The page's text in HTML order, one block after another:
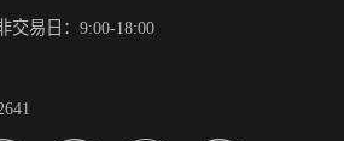
交易日：9:00-18:00